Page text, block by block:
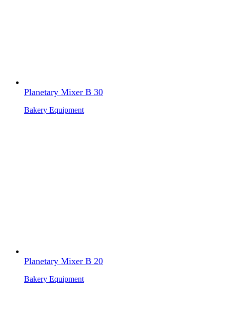
Planetary Mixer B 30
Bakery Equipment
Planetary Mixer B 20
Bakery Equipment